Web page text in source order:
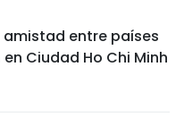
entre países
Ciudad Ho Chi Minh